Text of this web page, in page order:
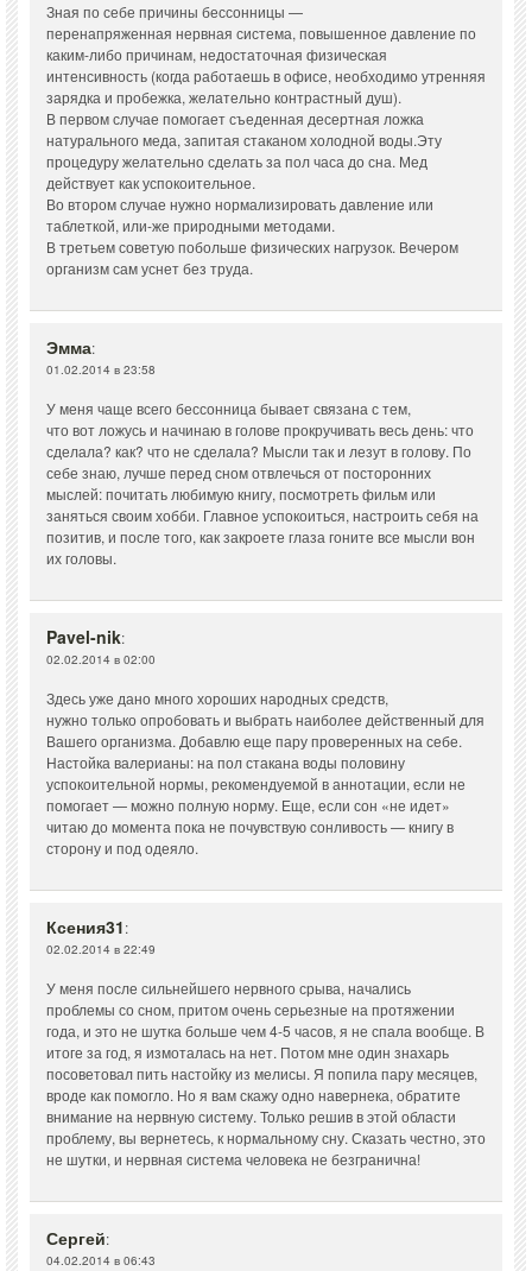
Зная по себе причины бессонницы —
перенапряженная нервная система, повышенное давление по
каким-либо причинам, недостаточная физическая
интенсивность (когда работаешь в офисе, необходимо утренняя
зарядка и пробежка, желательно контрастный душ).
В первом случае помогает съеденная десертная ложка
натурального меда, запитая стаканом холодной воды.Эту
процедуру желательно сделать за пол часа до сна. Мед
действует как успокоительное.
Во втором случае нужно нормализировать давление или
таблеткой, или-же природными методами.
В третьем советую побольше физических нагрузок. Вечером
организм сам уснет без труда.
Эмма:
01.02.2014 в 23:58
У меня чаще всего бессонница бывает связана с тем,
что вот ложусь и начинаю в голове прокручивать весь день: что
сделала? как? что не сделала? Мысли так и лезут в голову. По
себе знаю, лучше перед сном отвлечься от посторонних
мыслей: почитать любимую книгу, посмотреть фильм или
заняться своим хобби. Главное успокоиться, настроить себя на
позитив, и после того, как закроете глаза гоните все мысли вон
их головы.
Pavel-nik:
02.02.2014 в 02:00
Здесь уже дано много хороших народных средств,
нужно только опробовать и выбрать наиболее действенный для
Вашего организма. Добавлю еще пару проверенных на себе.
Настойка валерианы: на пол стакана воды половину
успокоительной нормы, рекомендуемой в аннотации, если не
помогает — можно полную норму. Еще, если сон «не идет»
читаю до момента пока не почувствую сонливость — книгу в
сторону и под одеяло.
Ксения31:
02.02.2014 в 22:49
У меня после сильнейшего нервного срыва, начались
проблемы со сном, притом очень серьезные на протяжении
года, и это не шутка больше чем 4-5 часов, я не спала вообще. В
итоге за год, я измоталась на нет. Потом мне один знахарь
посоветовал пить настойку из мелисы. Я попила пару месяцев,
вроде как помогло. Но я вам скажу одно навернека, обратите
внимание на нервную систему. Только решив в этой области
проблему, вы вернетесь, к нормальному сну. Сказать честно, это
не шутки, и нервная система человека не безгранична!
Сергей:
04.02.2014 в 06:43